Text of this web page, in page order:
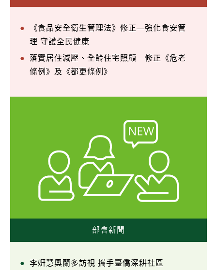
《食品安全衛生管理法》修正—強化食安管
理 守護全民健康
落實居住減壓、全齡住宅照顧—修正《危老
條例》及《都更條例》
部會新聞
李姸慧奧蘭多訪視 攜手臺僑深耕社區